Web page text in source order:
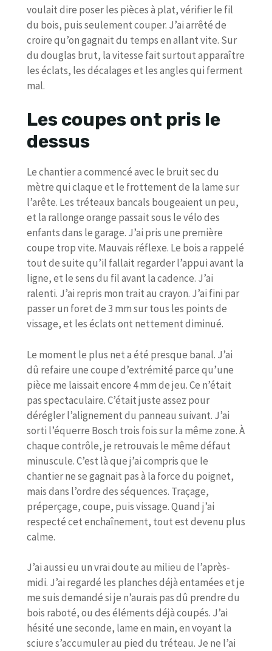
voulait dire poser les pièces à plat, vérifier le fil
du bois, puis seulement couper. J’ai arrêté de
croire qu’on gagnait du temps en allant vite. Sur
du douglas brut, la vitesse fait surtout apparaître
les éclats, les décalages et les angles qui ferment
mal.
Les coupes ont pris le
dessus
Le chantier a commencé avec le bruit sec du
mètre qui claque et le frottement de la lame sur
l’arête. Les tréteaux bancals bougeaient un peu,
et la rallonge orange passait sous le vélo des
enfants dans le garage. J’ai pris une première
coupe trop vite. Mauvais réflexe. Le bois a rappelé
tout de suite qu’il fallait regarder l’appui avant la
ligne, et le sens du fil avant la cadence. J’ai
ralenti. J’ai repris mon trait au crayon. J’ai fini par
passer un foret de 3 mm sur tous les points de
vissage, et les éclats ont nettement diminué.
Le moment le plus net a été presque banal. J’ai
dû refaire une coupe d’extrémité parce qu’une
pièce me laissait encore 4 mm de jeu. Ce n’était
pas spectaculaire. C’était juste assez pour
dérégler l’alignement du panneau suivant. J’ai
sorti l’équerre Bosch trois fois sur la même zone. À
chaque contrôle, je retrouvais le même défaut
minuscule. C’est là que j’ai compris que le
chantier ne se gagnait pas à la force du poignet,
mais dans l’ordre des séquences. Traçage,
préperçage, coupe, puis vissage. Quand j’ai
respecté cet enchaînement, tout est devenu plus
calme.
J’ai aussi eu un vrai doute au milieu de l’après-
midi. J’ai regardé les planches déjà entamées et je
me suis demandé si je n’aurais pas dû prendre du
bois raboté, ou des éléments déjà coupés. J’ai
hésité une seconde, lame en main, en voyant la
sciure s’accumuler au pied du tréteau. Je ne l’ai